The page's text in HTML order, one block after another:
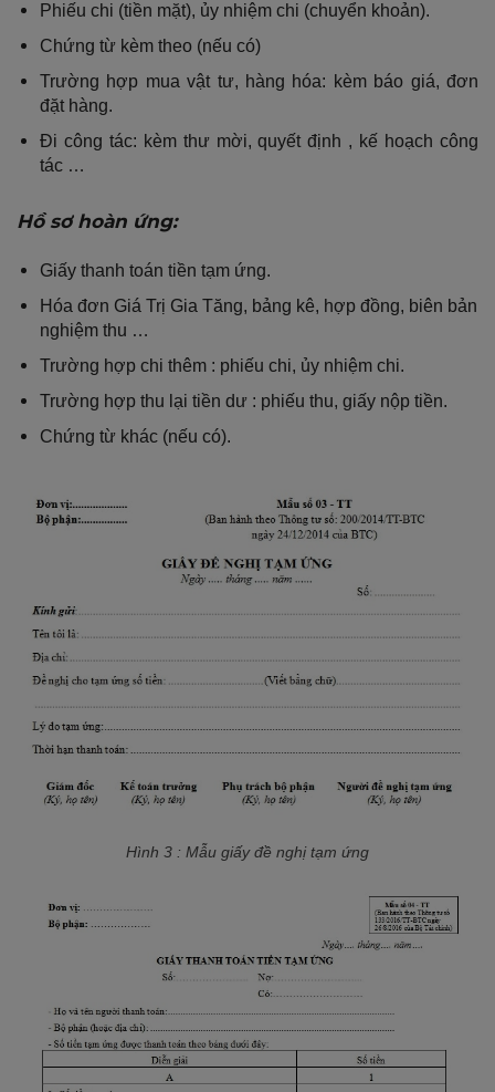
Phiếu chi (tiền mặt), ủy nhiệm chi (chuyển khoản).
Chứng từ kèm theo (nếu có)
Trường hợp mua vật tư, hàng hóa: kèm báo giá, đơn
đặt hàng.
Đi công tác: kèm thư mời, quyết định , kế hoạch công
tác …
Hồ sơ hoàn ứng:
Giấy thanh toán tiền tạm ứng.
Hóa đơn Giá Trị Gia Tăng, bảng kê, hợp đồng, biên bản
nghiệm thu …
Trường hợp chi thêm : phiếu chi, ủy nhiệm chi.
Trường hợp thu lại tiền dư : phiếu thu, giấy nộp tiền.
Chứng từ khác (nếu có).
Hình 3 : Mẫu giấy đề nghị tạm ứng